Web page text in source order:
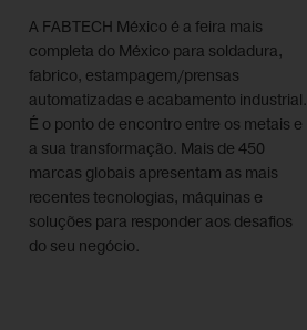
A FABTECH México é a feira mais
completa do México para soldadura,
fabrico, estampagem/prensas
automatizadas e acabamento industrial.
É o ponto de encontro entre os metais e
a sua transformação. Mais de 450
marcas globais apresentam as mais
recentes tecnologias, máquinas e
soluções para responder aos desafios
do seu negócio.